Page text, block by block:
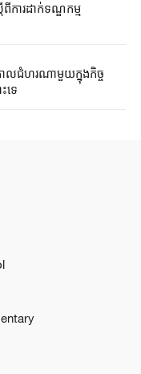
ពីការដាក់ទណ្ឌកម្ម
ោលជំហរណាមួយក្នុងកិច្ច
ទេ